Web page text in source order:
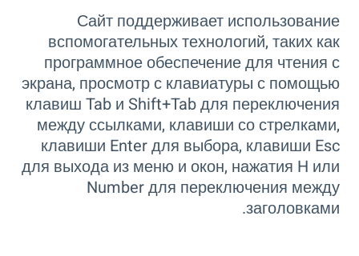
Сайт поддерживает использование
вспомогательных технологий, таких как
программное обеспечение для чтения с
экрана, просмотр с клавиатуры с помощью
клавиш Tab и Shift+Tab для переключения
между ссылками, клавиши со стрелками,
клавиши Enter для выбора, клавиши Esc
для выхода из меню и окон, нажатия H или
Number для переключения между
заголовками.